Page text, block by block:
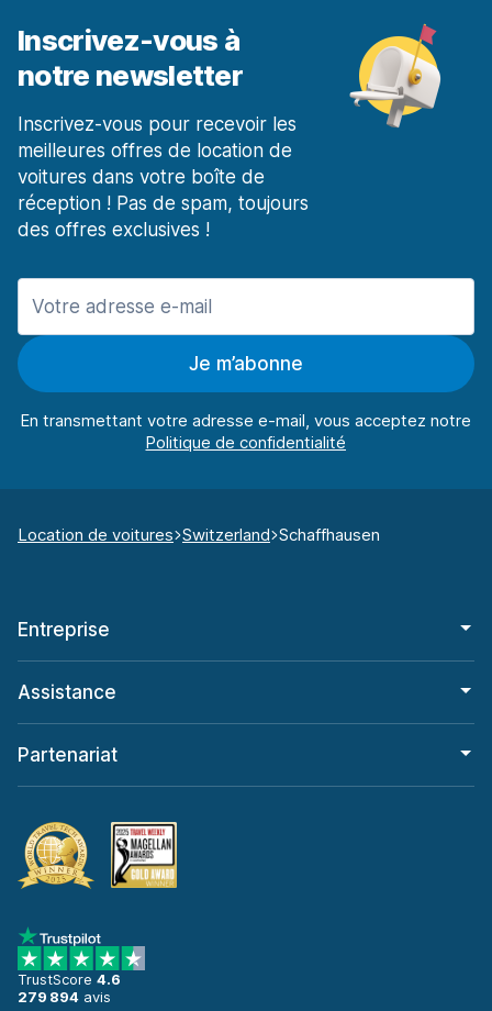
Inscrivez-vous à
notre newsletter
Inscrivez-vous pour recevoir les
meilleures offres de location de
voitures dans votre boîte de
réception ! Pas de spam, toujours
des offres exclusives !
Je m’abonne
En transmettant votre adresse e-mail, vous acceptez notre
Location de voitures Switzerland Schaffhausen
Entreprise
Assistance
Partenariat
TrustScore 4.6
279 894 avis